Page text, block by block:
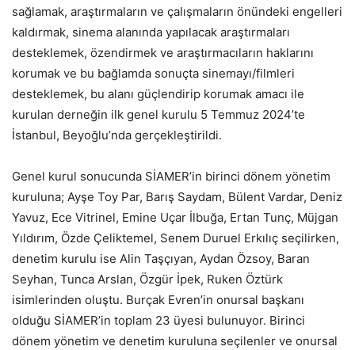
sağlamak, araştırmaların ve çalışmaların önündeki engelleri
kaldırmak, sinema alanında yapılacak araştırmaları
desteklemek, özendirmek ve araştırmacıların haklarını
korumak ve bu bağlamda sonuçta sinemayı/filmleri
desteklemek, bu alanı güçlendirip korumak amacı ile
kurulan derneğin ilk genel kurulu 5 Temmuz 2024’te
İstanbul, Beyoğlu’nda gerçekleştirildi.
Genel kurul sonucunda SİAMER’in birinci dönem yönetim
kuruluna; Ayşe Toy Par, Barış Saydam, Bülent Vardar, Deniz
Yavuz, Ece Vitrinel, Emine Uçar İlbuğa, Ertan Tunç, Müjgan
Yıldırım, Özde Çeliktemel, Senem Duruel Erkılıç seçilirken,
denetim kurulu ise Alin Taşçıyan, Aydan Özsoy, Baran
Seyhan, Tunca Arslan, Özgür İpek, Ruken Öztürk
isimlerinden oluştu. Burçak Evren’in onursal başkanı
olduğu SİAMER’in toplam 23 üyesi bulunuyor. Birinci
dönem yönetim ve denetim kuruluna seçilenler ve onursal